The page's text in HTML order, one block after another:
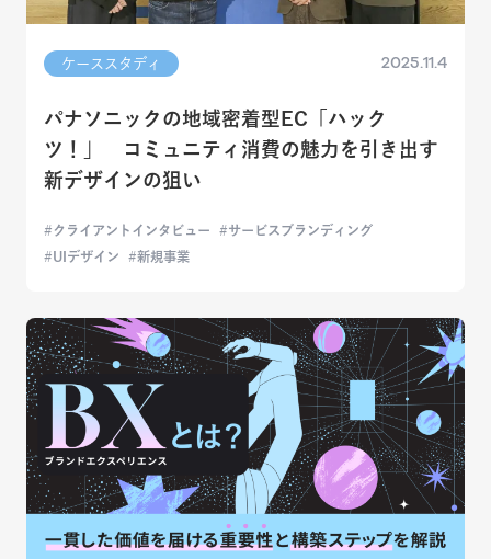
ケーススタディ 2025.11.4
パナソニックの地域密着型EC「ハック
ツ！」 コミュニティ消費の魅力を引き出す
新デザインの狙い
クライアントインタビュー
サービスブランディング
UIデザイン
新規事業